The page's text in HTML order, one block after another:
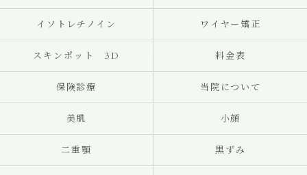
イソトレチノイン ワイヤー矯正
スキンポット 3D 料金表
保険診療 当院について
美肌 小顔
二重顎 黒ずみ